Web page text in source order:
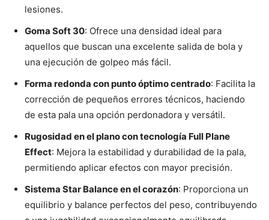
lesiones.
Goma Soft 30: Ofrece una densidad ideal para
aquellos que buscan una excelente salida de bola y
una ejecución de golpeo más fácil.
Forma redonda con punto óptimo centrado: Facilita la
corrección de pequeños errores técnicos, haciendo
de esta pala una opción perdonadora y versátil.
Rugosidad en el plano con tecnología Full Plane
Effect: Mejora la estabilidad y durabilidad de la pala,
permitiendo aplicar efectos con mayor precisión.
Sistema Star Balance en el corazón: Proporciona un
equilibrio y balance perfectos del peso, contribuyendo